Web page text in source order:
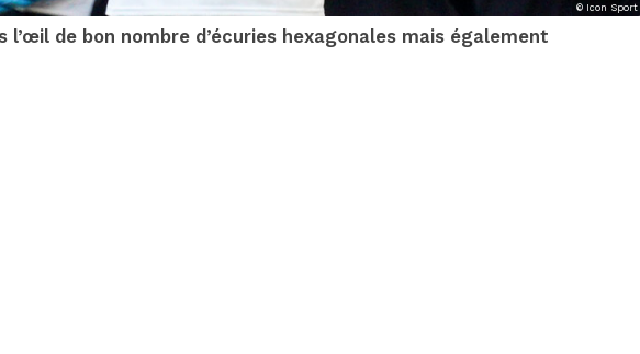
© Icon Sport
l’œil de bon nombre d’écuries hexagonales mais également